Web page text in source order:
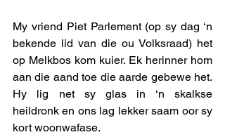
My vriend Piet Parlement (op sy dag ‘n
bekende lid van die ou Volksraad) het
op Melkbos kom kuier. Ek herinner hom
aan die aand toe die aarde gebewe het.
Hy lig net sy glas in ‘n skalkse
heildronk en ons lag lekker saam oor sy
kort woonwafase.